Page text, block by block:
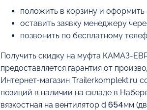
положить в корзину и оформить
оставить заявку менеджеру
позвонить по бесплатному
Получить скидку на муфта КАМАЗ-
предоставляется гарантия от
Интернет-магазин Trailerkomplekt.ru
позиций в наличии на складе в
вязкостная на вентилятор d 654мм